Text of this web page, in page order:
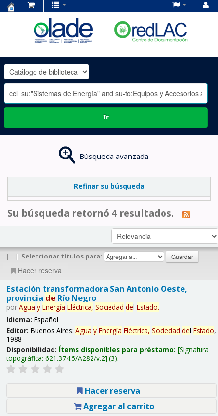
OLADE
-
Ir
Búsqueda avanzada
Refinar su búsqueda
Su búsqueda retornó 4 resultados.
| | Seleccionar títulos para:
Hacer reserva
Estación transformadora San Antonio Oeste,
provincia deRío Negro
por Agua y Energía Eléctrica, Sociedad del Estado.
Idioma: Español
Editor: Buenos Aires: Agua y Energía Eléctrica, Sociedad del Estado,
1988
Disponibilidad: Ítems disponibles para préstamo: Signatura
topográfica: 621.374.5/A282/v.2 (3).
Hacer reserva
Agregar al carrito